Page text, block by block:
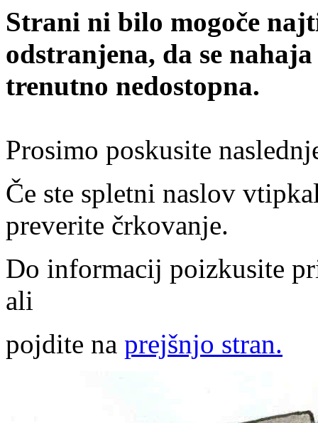
Strani ni bilo mogoče
odstranjena, da se
trenutno nedostopna.
Prosimo poskusite
Če ste spletni naslov
preverite črkovanje.
Do informacij poizkusite
ali
pojdite na prejšnjo stran.